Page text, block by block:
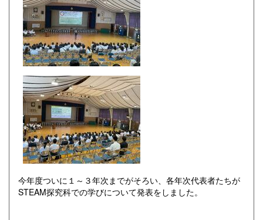
今年度ついに１～３年次までがそろい、各年次代表者たちが
STEAM探究科での学びについて発表をしました。